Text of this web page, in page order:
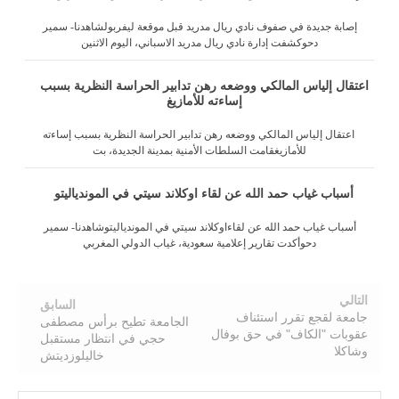
إصابة جديدة في صفوف نادي ريال مدريد قبل موقعة ليفربولشاهدنا- سمير
دحوكشفت إدارة نادي ريال مدريد الاسباني، اليوم الاثنين
اعتقال إلياس المالكي ووضعه رهن تدابير الحراسة النظرية بسبب
إساءته للأمازيغ
اعتقال إلياس المالكي ووضعه رهن تدابير الحراسة النظرية بسبب إساءته
للأمازيغقامت السلطات الأمنية بمدينة الجديدة، بت
أسباب غياب حمد الله عن لقاء اوكلاند سيتي في الموندياليتو
أسباب غياب حمد الله عن لقاءاوكلاند سيتي في الموندياليتوشاهدنا- سمير
دحوأكدت تقارير إعلامية سعودية، غياب الدولي المغربي
التالي
جامعة لقجع تقرر استئناف
عقوبات "الكاف" في حق بوفال
وشاكلا
السابق
الجامعة تطيح برأس مصطفى
حجي في انتظار مستقبل
خاليلوزديتش